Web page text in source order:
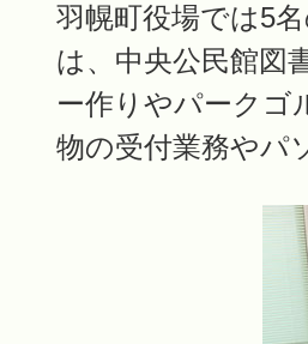
羽幌町役場では5
は、中央公民館図
ー作りやパークゴ
物の受付業務やパ